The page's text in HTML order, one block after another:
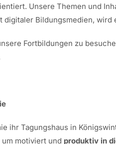
Unsere Themen und
digitaler Bildungsmedien, wird
Fortbildungen zu
ihr Tagungshaus in
motiviert und produktiv in